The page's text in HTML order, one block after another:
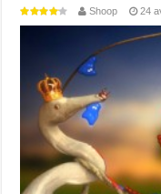
Shoop 24